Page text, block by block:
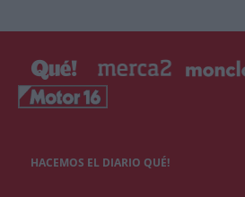
HACEMOS EL DIARIO QUÉ!